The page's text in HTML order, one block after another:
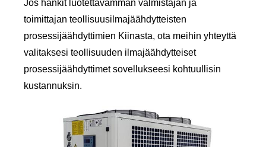
Jos hankit luotettavamman valmistajan ja
toimittajan teollisuusilmajäähdytteisten
prosessijäähdyttimien Kiinasta, ota meihin yhteyttä
valitaksesi teollisuuden ilmajäähdytteiset
prosessijäähdyttimet sovellukseesi kohtuullisin
kustannuksin.